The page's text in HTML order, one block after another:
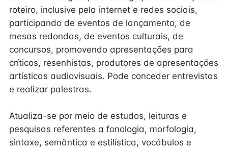
roteiro, inclusive pela internet e redes sociais,
participando de eventos de lançamento, de
mesas redondas, de eventos culturais, de
concursos, promovendo apresentações para
críticos, resenhistas, produtores de apresentações
artísticas audiovisuais. Pode conceder entrevistas
e realizar palestras.
Atualiza-se por meio de estudos, leituras e
pesquisas referentes a fonologia, morfologia,
sintaxe, semântica e estilística, vocábulos e